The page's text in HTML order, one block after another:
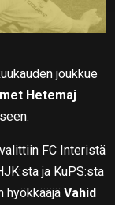
joukkue
Hetemaj
FC Interistä
ja KuPS:sta
hyökkääjäVahid